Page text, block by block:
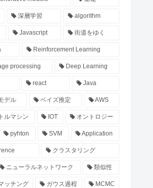
深層学習 algorithm
Javascript 街道をゆく
Reinforcement Learning
processing Deep Learning
react Java
デル ベイズ推定 AWS
ルマシン IOT オントロジー
pyhton SVM Application
クラスタリング
ニューラルネットワーク 類似性
ッチング ガウス過程 MCMC